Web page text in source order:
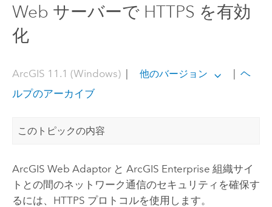
Web サーバーで HTTPS を有効
化
ArcGIS 11.1 (Windows)| 他のバージョン
ヘ
ルプのアーカイブ
このトピックの内容
ArcGIS Web Adaptorと ArcGIS Enterprise 組織サイ
トとの間のネットワーク通信のセキュリティを確保す
るには、HTTPS プロトコルを使用します。